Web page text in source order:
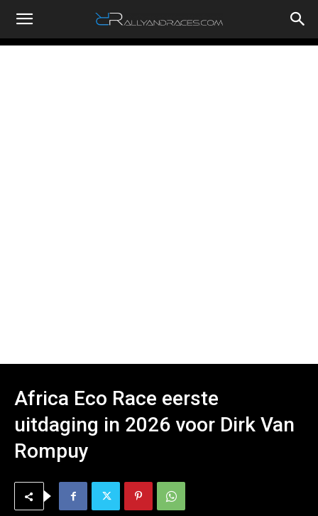
RallyandRaces.com
Africa Eco Race eerste
uitdaging in 2026 voor Dirk Van
Rompuy